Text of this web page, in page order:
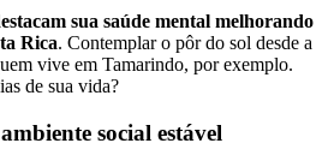
sua saúde mental melhorando
Rica. Contemplar o pôr do sol desde a
vive em Tamarindo, por exemplo.
de sua vida?
social estável